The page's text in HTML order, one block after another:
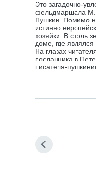
Это загадочно-
фельдмаршала
Пушкин. Помимо
истинно
хозяйки. В столь
доме, где являлся
На глазах
посланника в
писателя-